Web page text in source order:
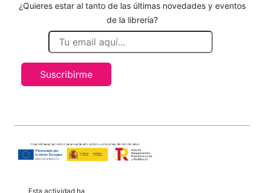
¿Quieres estar al tanto de las últimas novedades y eventos
de la librería?
Suscribirme
Esta actividad ha